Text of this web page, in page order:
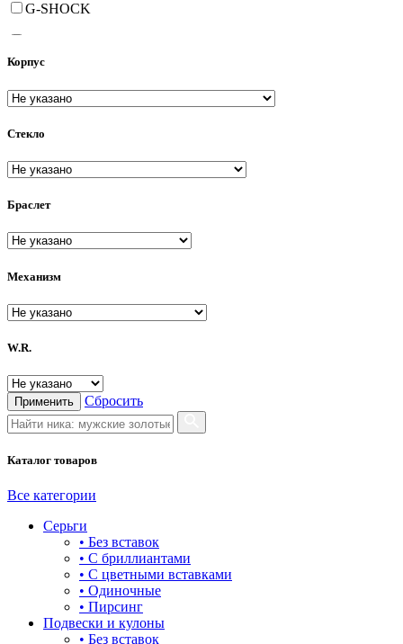
G-SHOCK
HANOWA
JOWISSA
PHILIP WATCH
PHILIPPE de CHERON
PIERRE LANNIER
PIERRE RICAUD
SKAGEN
SOKOLOV
VERSACE
VERSUS versace
Гамма
НИКА
Корпус
Стекло
Браслет
Механизм
W.R.
Применить Сбросить
Каталог товаров
Все категории
Серьги
• Без вставок
• С бриллиантами
• С цветными вставками
• Одиночные
• Пирсинг
Подвески и кулоны
• Без вставок